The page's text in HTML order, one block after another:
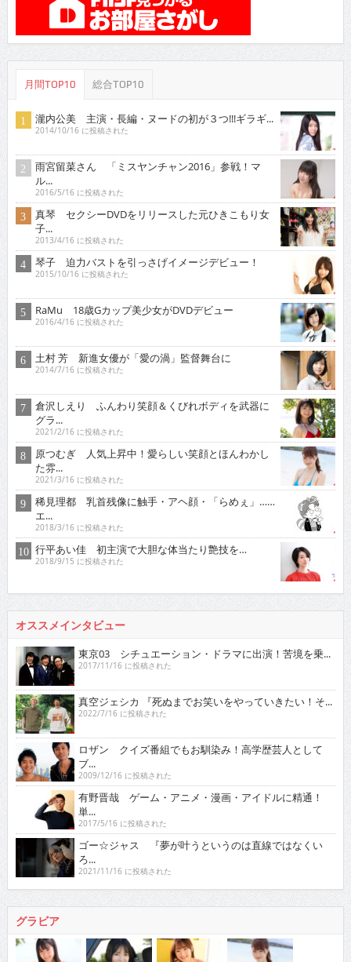
月間TOP10 総合TOP10
瀧内公美 主演・長編・ヌードの初が３つ!!!ギラギ...
2014/10/16 に投稿された
雨宮留菜さん 「ミスヤンチャン2016」参戦！マ
ル...
2016/5/16 に投稿された
真琴 セクシーDVDをリリースした元ひきこもり女
子...
2013/4/16 に投稿された
琴子 迫力バストを引っさげイメージデビュー！
2015/10/16 に投稿された
RaMu 18歳Gカップ美少女がDVDデビュー
2016/4/16 に投稿された
土村 芳 新進女優が「愛の渦」監督舞台に
2014/7/16 に投稿された
倉沢しえり ふんわり笑顔＆くびれボディを武器に
グラ...
2021/2/16 に投稿された
原つむぎ 人気上昇中！愛らしい笑顔とほんわかし
た雰...
2021/3/16 に投稿された
稀見理都 乳首残像に触手・アヘ顔・「らめぇ」……
エ...
2018/3/16 に投稿された
行平あい佳 初主演で大胆な体当たり艶技を…
2018/9/15 に投稿された
オススメインタビュー
東京03 シチュエーション・ドラマに出演！苦境を乗...
2017/11/16 に投稿された
真空ジェシカ 『死ぬまでお笑いをやっていきたい！そ...
2022/7/16 に投稿された
ロザン クイズ番組でもお馴染み！高学歴芸人として
ブ...
2009/12/16 に投稿された
有野晋哉 ゲーム・アニメ・漫画・アイドルに精通！
単...
2017/5/16 に投稿された
ゴー☆ジャス 『夢が叶うというのは直線ではなくい
ろ...
2021/11/16 に投稿された
グラビア